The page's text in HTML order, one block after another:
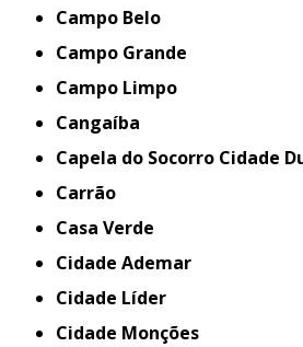
Campo Belo
Campo Grande
Campo Limpo
Cangaíba
Capela do Socorro Cidade
Carrão
Casa Verde
Cidade Ademar
Cidade Líder
Cidade Monções